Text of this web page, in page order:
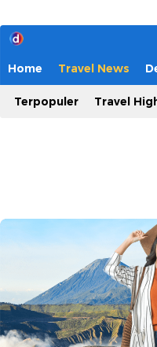
Home Travel News
Terpopuler Travel